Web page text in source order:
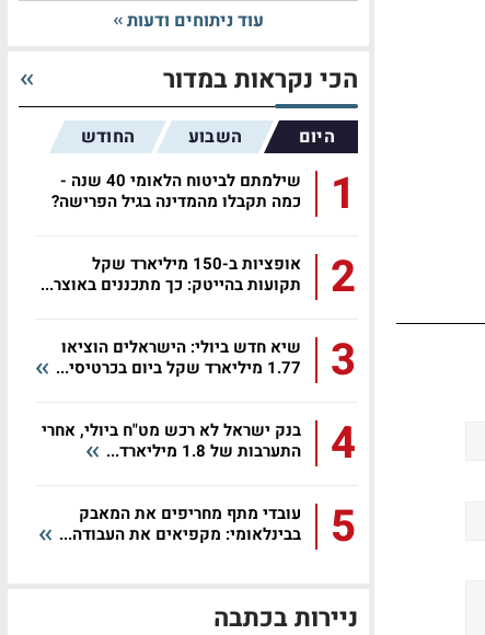
עוד ניתוחים ודעות
הכי נקראות במדור
היום השבוע החודש
1
שילמתם לביטוח הלאומי 40 שנה -
כמה תקבלו מהמדינה בגיל הפרישה?
2
אופציות ב-150 מיליארד שקל
תקועות בהייטק: כך מתכננים באוצר...
3
שיא חדש ביולי: הישראלים הוציאו
1.77 מיליארד שקל ביום בכרטיסי...
4
בנק ישראל לא רכש מט"ח ביולי, אחרי
התערבות של 1.8 מיליארד...
5
עובדי מתף מחריפים את המאבק
בבינלאומי: מקפיאים את העבודה...
ניירות בכתבה